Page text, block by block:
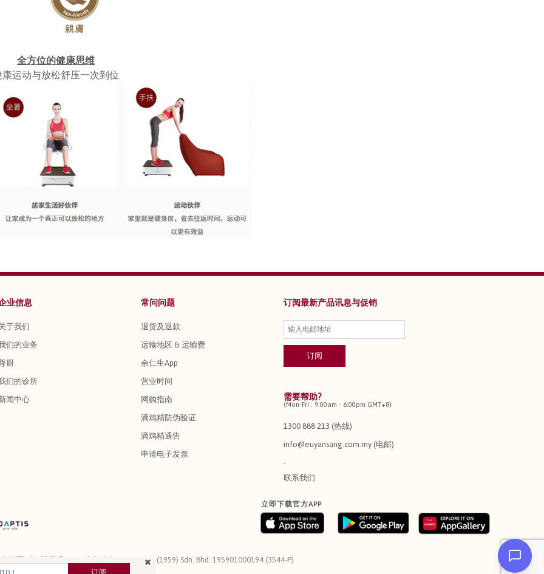
全方位的健康思维
康运动与放松舒压一次到位
业信息
于我们
们的业务
厨
们的诊所
闻中心
常问问题
退货及退款
运输地区 & 运输费
余仁生App
营业时间
网购指南
滴鸡精防伪验证
滴鸡精通告
申请电子发票
订阅最新产品讯息与促销
需要帮助?
(Mon-Fri : 9:00am - 6:00pm GMT+8)
1300 888 213 (热线)
info@euyansang.com.my (电邮)
联系我们
立即下载官方APP
地图
版权 © 2026 余仁生 | Eu Yan Sang (1959) Sdn. Bhd. 195901000194 (3544-P)